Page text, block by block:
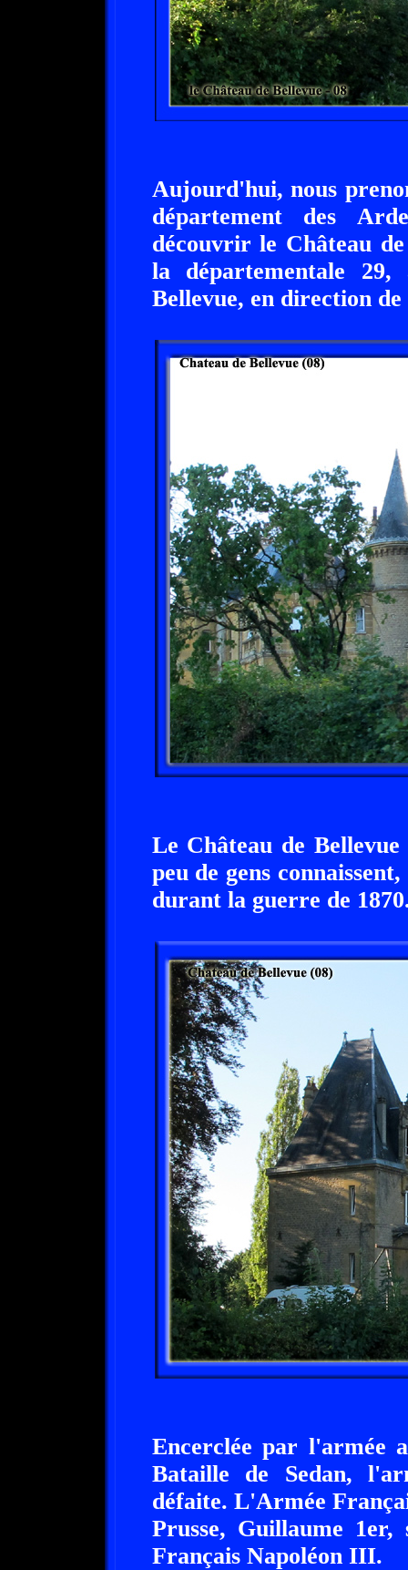
Aujourd'hui, nous
département des
découvrir le Château
la départementale
Bellevue, en direction
Le Château de Bellevue
peu de gens
durant la guerre de
Encerclée par l'armée
Bataille de Sedan,
défaite. L'Armée
Prusse, Guillaume
Français Napoléon III.